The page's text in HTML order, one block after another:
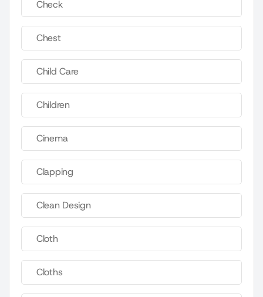
Check
Chest
Child Care
Children
Cinema
Clapping
Clean Design
Cloth
Cloths